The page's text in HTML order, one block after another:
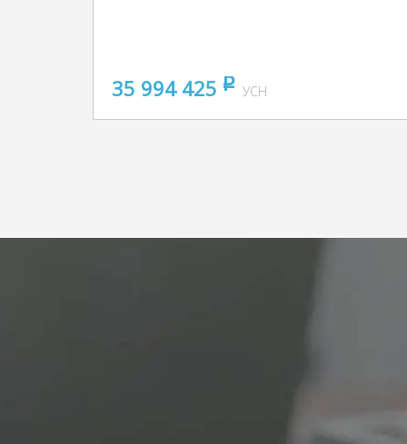
35 994 425 pуб
УСН